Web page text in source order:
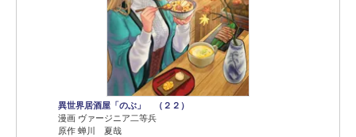
異世界居酒屋「のぶ」 （２２）
漫画 ヴァージニア二等兵
原作 蝉川 夏哉